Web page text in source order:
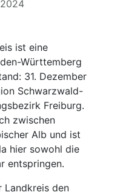
ist eine
Württemberg
31. Dezember
Schwarzwald-
Freiburg.
zwischen
Alb und ist
hier sowohl die
entspringen.
Landkreis den